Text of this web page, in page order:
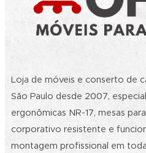
Loja de móveis e conserto de
São Paulo desde 2007,
ergonômicas NR-17, mesas
corporativo resistente e
montagem profissional em